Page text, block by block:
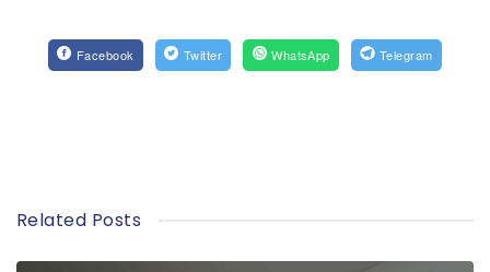
Facebook Twitter WhatsApp Telegram
Related Posts